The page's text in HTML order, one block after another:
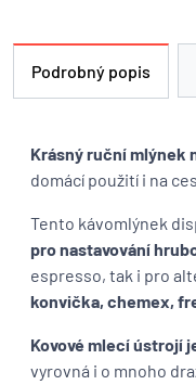
Podrobný popis
Krásný ruční mlýnek
domácí použití i na
Tento kávomlýnek
pro nastavování
espresso, tak i pro
konvička, chemex,
Kovové mlecí ústrojí
vyrovná i o mnoho